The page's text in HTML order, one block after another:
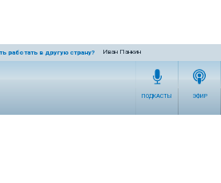
работать в другую страну? Иван Панкин
ПОДКАСТЫ ЭФИР